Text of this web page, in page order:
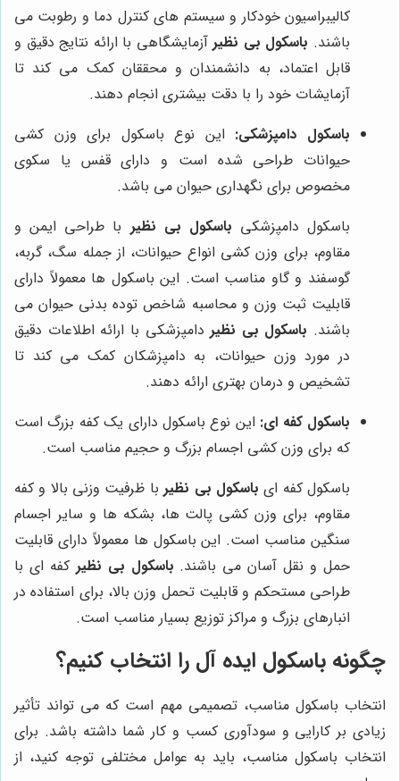
کالیبراسیون خودکار و سیستم های کنترل دما و رطوبت می
باشند. باسکول بی نظیرآزمایشگاهی با ارائه نتایج دقیق و
قابل اعتماد، به دانشمندان و محققان کمک می کند تا
آزمایشات خود را با دقت بیشتری انجام دهند.
باسکول دامپزشکی: این نوع باسکول برای وزن کشی
حیوانات طراحی شده است و دارای قفس یا سکوی
مخصوص برای نگهداری حیوان می باشد.
باسکول دامپزشکی باسکول بی نظیر با طراحی ایمن و
مقاوم، برای وزن کشی انواع حیوانات، از جمله سگ، گربه،
گوسفند و گاو مناسب است. این باسکول ها معمولاً دارای
قابلیت ثبت وزن و محاسبه شاخص توده بدنی حیوان می
باشند. باسکول بی نظیردامپزشکی با ارائه اطلاعات دقیق
در مورد وزن حیوانات، به دامپزشکان کمک می کند تا
تشخیص و درمان بهتری ارائه دهند.
باسکول کفه ای: این نوع باسکول دارای یک کفه بزرگ است
که برای وزن کشی اجسام بزرگ و حجیم مناسب است.
باسکول کفه ای باسکول بی نظیربا ظرفیت وزنی بالا و کفه
مقاوم، برای وزن کشی پالت ها، بشکه ها و سایر اجسام
سنگین مناسب است. این باسکول ها معمولاً دارای قابلیت
حمل و نقل آسان می باشند. باسکول بی نظیر کفه ای با
طراحی مستحکم و قابلیت تحمل وزن بالا، برای استفاده در
انبارهای بزرگ و مراکز توزیع بسیار مناسب است.
چگونه باسکول ایده آل را انتخاب کنیم؟
انتخاب باسکول مناسب، تصمیمی مهم است که می تواند تأثیر
زیادی بر کارایی و سودآوری کسب و کار شما داشته باشد. برای
انتخاب باسکول مناسب، باید به عوامل مختلفی توجه کنید، از